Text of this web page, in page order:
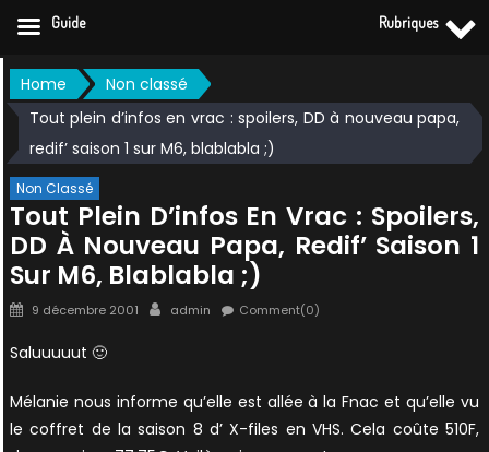
Skip
to
content
Home
Non classé
Tout plein d’infos en vrac : spoilers, DD à nouveau papa,
redif’ saison 1 sur M6, blablabla ;)
Non Classé
Tout Plein D’infos En Vrac : Spoilers,
DD À Nouveau Papa, Redif’ Saison 1
Sur M6, Blablabla ;)
Posted
9 décembre 2001 Author
admin Comment(0)
Saluuuuut 🙂
Mélanie nous informe qu’elle est allée à la Fnac et qu’elle vu
le coffret de la saison 8 d’ X-files en VHS. Cela coûte 510F,
Guide Rubriques